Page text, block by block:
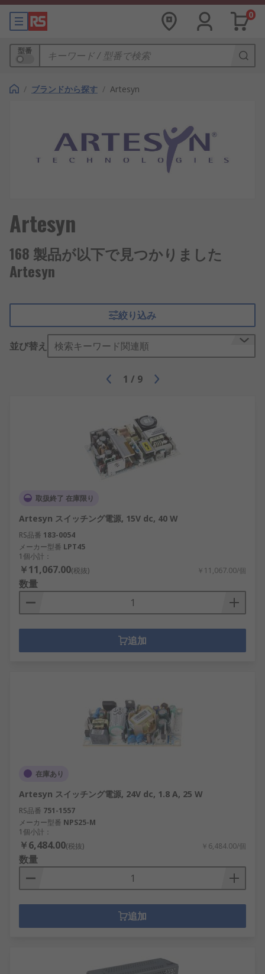
0
型番
/ ブランドから探す / Artesyn
Artesyn
168 製品が以下で見つかりました
Artesyn
絞り込み
並び替え 検索キーワード関連順
1 / 9
取扱終了 在庫限り
Artesyn スイッチング電源, 15V dc, 40 W
RS品番 183-0054
メーカー型番 LPT45
1個小計：
￥11,067.00(税抜) ￥11,067.00/個
数量
追加
在庫あり
Artesyn スイッチング電源, 24V dc, 1.8 A, 25 W
RS品番 751-1557
メーカー型番 NPS25-M
1個小計：
￥6,484.00(税抜) ￥6,484.00/個
数量
追加